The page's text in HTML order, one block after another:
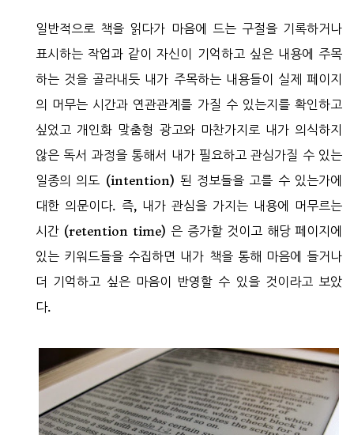
일반적으로 책을 읽다가 마음에 드는 구절을 기록하거나
표시하는 작업과 같이 자신이 기억하고 싶은 내용에 주목
하는 것을 골라내듯 내가 주목하는 내용들이 실제 페이지
의 머무는 시간과 연관관계를 가질 수 있는지를 확인하고
싶었고 개인화 맞춤형 광고와 마찬가지로 내가 의식하지
않은 독서 과정을 통해서 내가 필요하고 관심가질 수 있는
일종의 의도 (intention) 된 정보들을 고를 수 있는가에
대한 의문이다. 즉, 내가 관심을 가지는 내용에 머무르는
시간 (retention time) 은 증가할 것이고 해당 페이지에
있는 키워드들을 수집하면 내가 책을 통해 마음에 들거나
더 기억하고 싶은 마음이 반영할 수 있을 것이라고 보았
다.